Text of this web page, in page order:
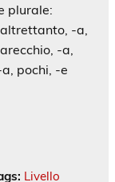
plurale:
-a,
-a,
pochi, -e
Livello